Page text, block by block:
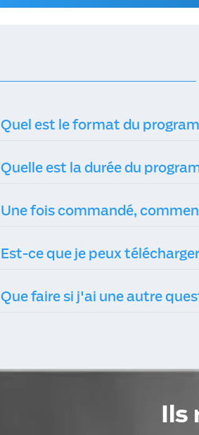
Quel est le format du
Est-ce que je peux
Que faire si j'ai une autre
Ils